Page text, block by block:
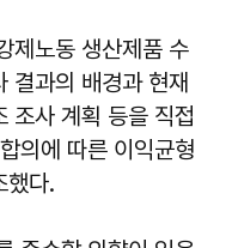
제노동 생산제품 수
결과의 배경과 현재
조사 계획 등을 직접
의에 따른 이익균형
했다.